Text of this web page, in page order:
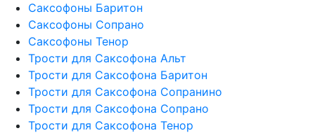
Саксофоны Баритон
Саксофоны Сопрано
Саксофоны Тенор
Трости для Саксофона Альт
Трости для Саксофона Баритон
Трости для Саксофона Сопранино
Трости для Саксофона Сопрано
Трости для Саксофона Тенор